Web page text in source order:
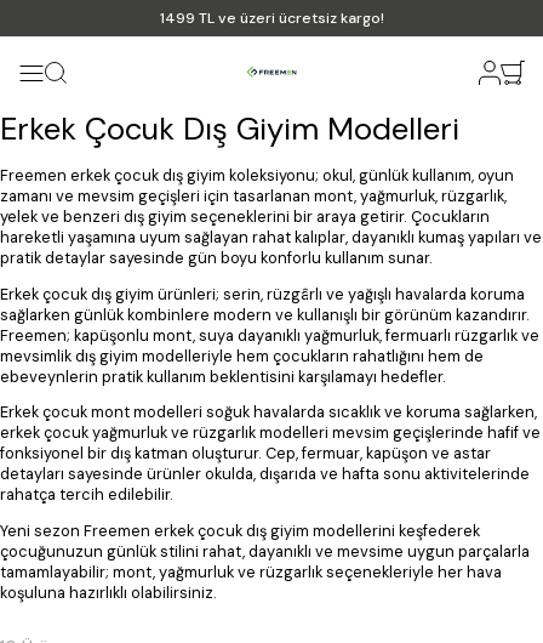
1499 TL ve üzeri ücretsiz kargo!
Erkek Çocuk Dış Giyim Modelleri
Freemen erkek çocuk dış giyim koleksiyonu; okul, günlük kullanım, oyun
zamanı ve mevsim geçişleri için tasarlanan mont, yağmurluk, rüzgarlık,
yelek ve benzeri dış giyim seçeneklerini bir araya getirir. Çocukların
hareketli yaşamına uyum sağlayan rahat kalıplar, dayanıklı kumaş yapıları ve
pratik detaylar sayesinde gün boyu konforlu kullanım sunar.
Erkek çocuk dış giyim ürünleri; serin, rüzgârlı ve yağışlı havalarda koruma
sağlarken günlük kombinlere modern ve kullanışlı bir görünüm kazandırır.
Freemen; kapüşonlu mont, suya dayanıklı yağmurluk, fermuarlı rüzgarlık ve
mevsimlik dış giyim modelleriyle hem çocukların rahatlığını hem de
ebeveynlerin pratik kullanım beklentisini karşılamayı hedefler.
Erkek çocuk mont modelleri soğuk havalarda sıcaklık ve koruma sağlarken,
erkek çocuk yağmurluk ve rüzgarlık modelleri mevsim geçişlerinde hafif ve
fonksiyonel bir dış katman oluşturur. Cep, fermuar, kapüşon ve astar
detayları sayesinde ürünler okulda, dışarıda ve hafta sonu aktivitelerinde
rahatça tercih edilebilir.
Yeni sezon Freemen erkek çocuk dış giyim modellerini keşfederek
çocuğunuzun günlük stilini rahat, dayanıklı ve mevsime uygun parçalarla
tamamlayabilir; mont, yağmurluk ve rüzgarlık seçenekleriyle her hava
koşuluna hazırlıklı olabilirsiniz.